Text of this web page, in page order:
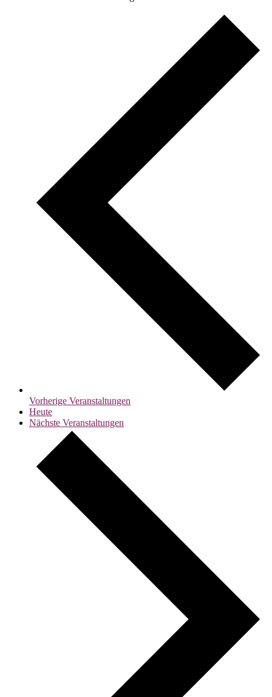
Vorherige Veranstaltungen
Heute
Nächste Veranstaltungen